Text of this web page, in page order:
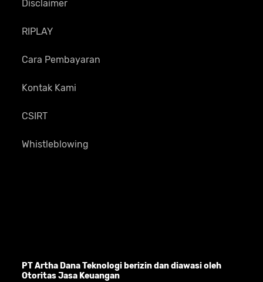
Disclaimer
RIPLAY
Cara Pembayaran
Kontak Kami
CSIRT
Whistleblowing
PT Artha Dana Teknologi berizin dan diawasi oleh
Otoritas Jasa Keuangan